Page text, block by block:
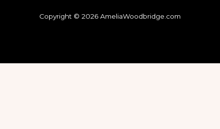
Copyright © 2026 AmeliaWoodbridge.com